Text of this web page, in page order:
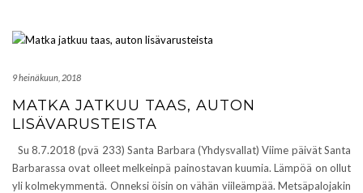
9 heinäkuun, 2018
MATKA JATKUU TAAS, AUTON
LISÄVARUSTEISTA
Su 8.7.2018 (pvä 233) Santa Barbara (Yhdysvallat) Viime päivät Santa
Barbarassa ovat olleet melkeinpä painostavan kuumia. Lämpöä on ollut
yli kolmekymmentä. Onneksi öisin on vähän viileämpää. Metsäpalojakin